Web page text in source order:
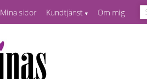
Mina sidor Kundtjänst Om mig